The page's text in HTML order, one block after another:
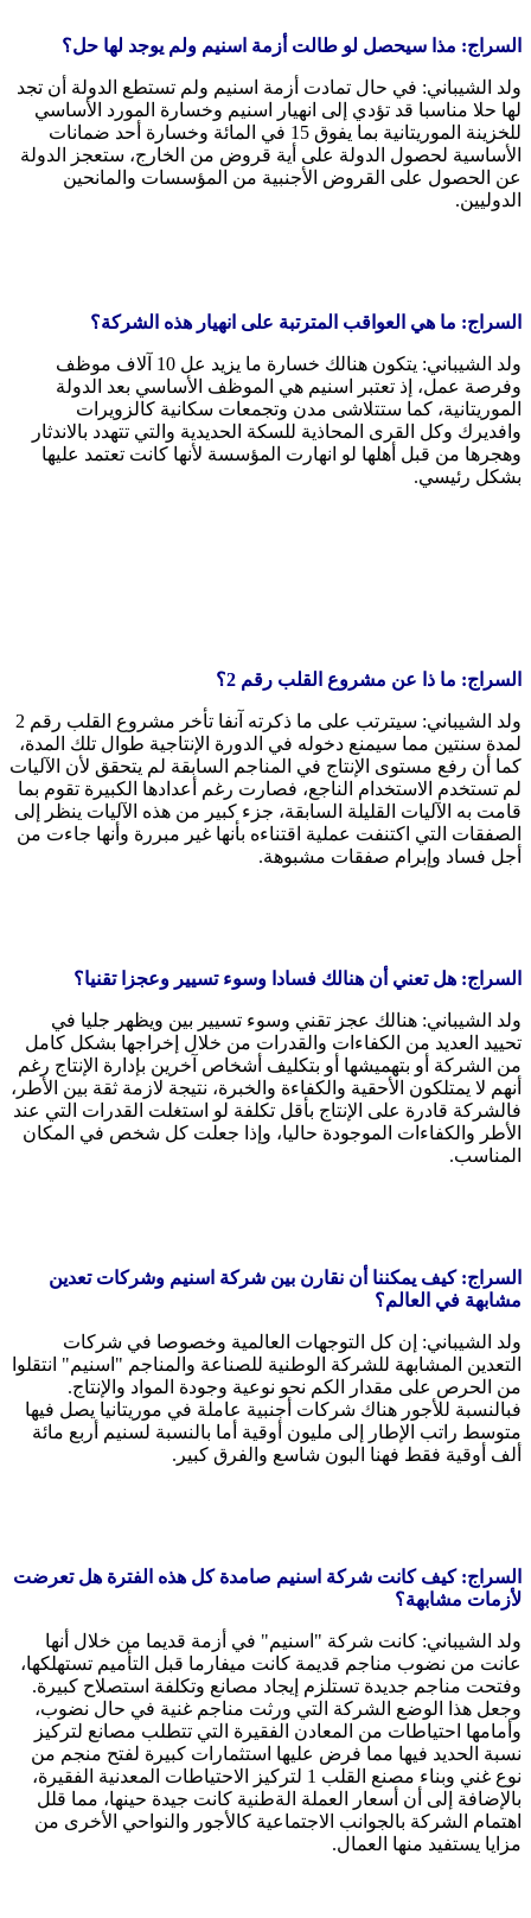
السراج: مذا سيحصل لو طالت أزمة اسنيم ولم يوجد لها حل؟
ولد الشيباني: في حال تمادت أزمة اسنيم ولم تستطع الدولة أن تجد
لها حلا مناسبا قد تؤدي إلى انهيار اسنيم وخسارة المورد الأساسي
للخزينة الموريتانية بما يفوق 15 في المائة وخسارة أحد ضمانات
الأساسية لحصول الدولة على أية قروض من الخارج، ستعجز الدولة
عن الحصول على القروض الأجنبية من المؤسسات والمانحين
الدوليين.
السراج: ما هي العواقب المترتبة على انهيار هذه الشركة؟
ولد الشيباني: يتكون هنالك خسارة ما يزيد عل 10 آلاف موظف
وفرصة عمل، إذ تعتبر اسنيم هي الموظف الأساسي بعد الدولة
الموريتانية، كما ستتلاشى مدن وتجمعات سكانية كالزويرات
وافديرك وكل القرى المحاذية للسكة الحديدية والتي تتهدد بالاندثار
وهجرها من قبل أهلها لو انهارت المؤسسة لأنها كانت تعتمد عليها
بشكل رئيسي.
السراج: ما ذا عن مشروع القلب رقم 2؟
ولد الشيباني: سيترتب على ما ذكرته آنفا تأخر مشروع القلب رقم 2
لمدة سنتين مما سيمنع دخوله في الدورة الإنتاجية طوال تلك المدة،
كما أن رفع مستوى الإنتاج في المناجم السابقة لم يتحقق لأن الآليات
لم تستخدم الاستخدام الناجع، فصارت رغم أعدادها الكبيرة تقوم بما
قامت به الآليات القليلة السابقة، جزء كبير من هذه الآليات ينظر إلى
الصفقات التي اكتنفت عملية اقتناءه بأنها غير مبررة وأنها جاءت من
أجل فساد وإبرام صفقات مشبوهة.
السراج: هل تعني أن هنالك فسادا وسوء تسيير وعجزا تقنيا؟
ولد الشيباني: هنالك عجز تقني وسوء تسيير بين ويظهر جليا في
تحييد العديد من الكفاءات والقدرات من خلال إخراجها بشكل كامل
من الشركة أو بتهميشها أو بتكليف أشخاص آخرين بإدارة الإنتاج رغم
أنهم لا يمتلكون الأحقية والكفاءة والخبرة، نتيجة لازمة ثقة بين الأطر،
فالشركة قادرة على الإنتاج بأقل تكلفة لو استغلت القدرات التي عند
الأطر والكفاءات الموجودة حاليا، وإذا جعلت كل شخص في المكان
المناسب.
السراج: كيف يمكننا أن نقارن بين شركة اسنيم وشركات تعدين
مشابهة في العالم؟
ولد الشيباني: إن كل التوجهات العالمية وخصوصا في شركات
التعدين المشابهة للشركة الوطنية للصناعة والمناجم "اسنيم" انتقلوا
من الحرص على مقدار الكم نحو نوعية وجودة المواد والإنتاج.
فبالنسبة للأجور هناك شركات أجنبية عاملة في موريتانيا يصل فيها
متوسط راتب الإطار إلى مليون أوقية أما بالنسبة لسنيم أربع مائة
ألف أوقية فقط فهنا البون شاسع والفرق كبير.
السراج: كيف كانت شركة اسنيم صامدة كل هذه الفترة هل تعرضت
لأزمات مشابهة؟
ولد الشيباني: كانت شركة "اسنيم" في أزمة قديما من خلال أنها
عانت من نضوب مناجم قديمة كانت ميفارما قبل التأميم تستهلكها،
وفتحت مناجم جديدة تستلزم إيجاد مصانع وتكلفة استصلاح كبيرة.
وجعل هذا الوضع الشركة التي ورثت مناجم غنية في حال نضوب،
وأمامها احتياطات من المعادن الفقيرة التي تتطلب مصانع لتركيز
نسبة الحديد فيها مما فرض عليها استثمارات كبيرة لفتح منجم من
نوع غني وبناء مصنع القلب 1 لتركيز الاحتياطات المعدنية الفقيرة،
بالإضافة إلى أن أسعار العملة الةطنية كانت جيدة حينها، مما قلل
اهتمام الشركة بالجوانب الاجتماعية كالأجور والنواحي الأخرى من
مزايا يستفيد منها العمال.